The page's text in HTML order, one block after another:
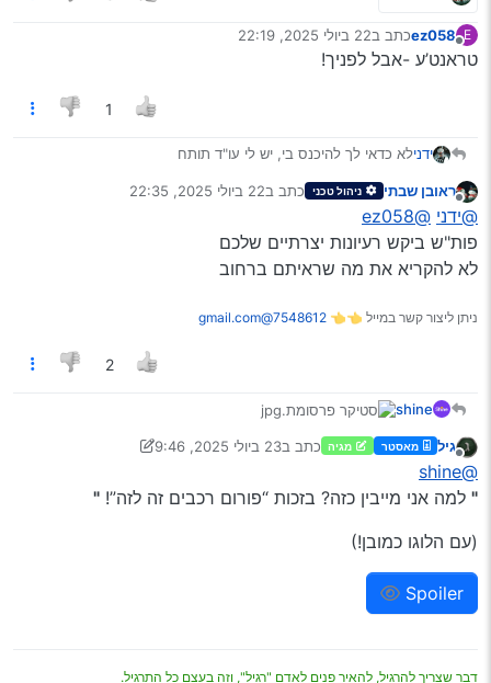
E
מנותק
ez058כתב ב22 ביולי 2025, 22:19
נערך לאחרונה על ידי
טראנט’ע -אבל לפניך!
1
ידנילא כדאי לך להיכנס בי, יש לי עו"ד תותח
מנותק
ראובן שבתי ניהול טכני כתב ב22 ביולי 2025, 22:35
נערך לאחרונה על ידי
@ידני @ez058
פות"ש ביקש רעיונות יצרתיים שלכם
לא להקריא את מה שראיתם ברחוב
ניתן ליצור קשר במייל 👈👈 7548612@gmail.com
2
shine
יש לך רעיון לסטיקר?
תעלה את זה כאן, ונעצב לך את זה -בחינם!
(נא לכתוב רק רעיונות יצירתיים ואישיים)
מתעדכן!
קרדיט:
מנותק
גיל מאסטר מגיה כתב ב23 ביולי 2025, 9:46
נערך לאחרונה על ידי גיל6 ביוני 2026, 20:05
@shine
" למה אני מייבין כזה? בזכות “פורום רכבים זה לזה”! "
(עם הלוגו כמובן!)
Spoiler
דבר שצריך להרגיל, להאיר פנים לאדם "רגיל", וזה בעצם כל התרגיל.